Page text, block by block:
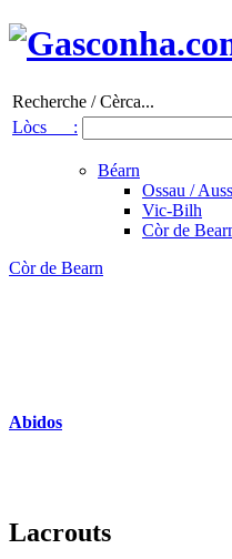
Recherche / Cèrca...
Lòcs :
Béarn
Ossau /
Vic-Bilh
Còr de
Còr de Bearn
Abidos
Lacrouts